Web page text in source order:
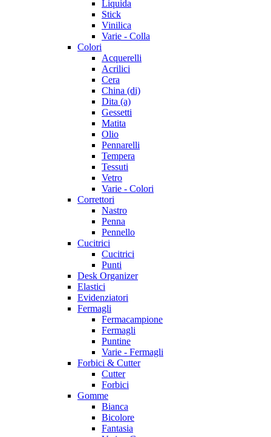
Liquida
Stick
Vinilica
Varie - Colla
Colori
Acquerelli
Acrilici
Cera
China (di)
Dita (a)
Gessetti
Matita
Olio
Pennarelli
Tempera
Tessuti
Vetro
Varie - Colori
Correttori
Nastro
Penna
Pennello
Cucitrici
Cucitrici
Punti
Desk Organizer
Elastici
Evidenziatori
Fermagli
Fermacampione
Fermagli
Puntine
Varie - Fermagli
Forbici & Cutter
Cutter
Forbici
Gomme
Bianca
Bicolore
Fantasia